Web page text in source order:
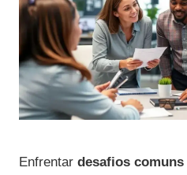
Enfrentar desafios comuns